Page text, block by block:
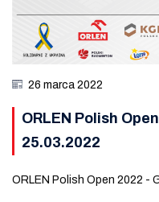
26 marca 2022
ORLEN Polish
25.03.2022
ORLEN Polish Open 2022 -